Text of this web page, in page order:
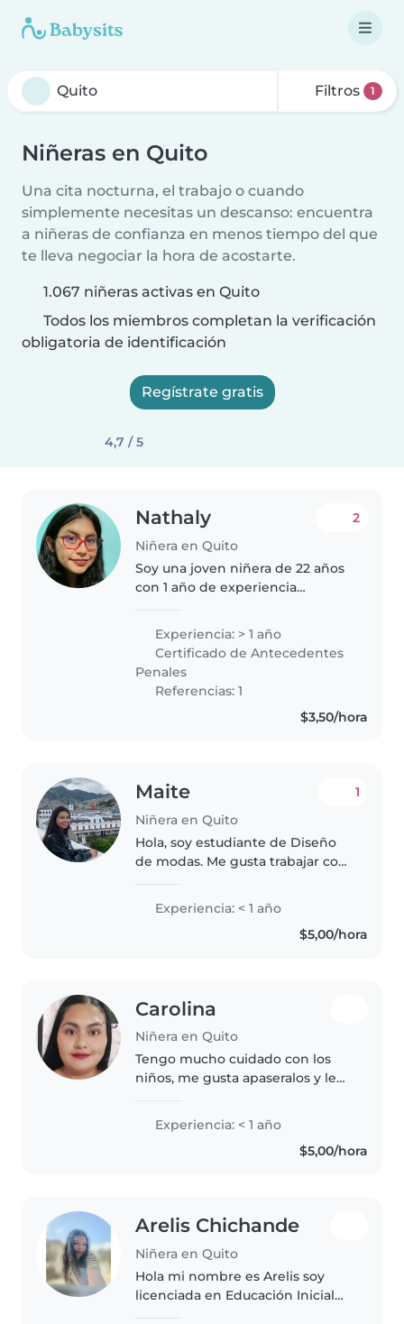
Filtros 1
Niñeras en Quito
Una cita nocturna, el trabajo o cuando
simplemente necesitas un descanso: encuentra
a niñeras de confianza en menos tiempo del que
te lleva negociar la hora de acostarte.
1.067 niñeras activas en Quito
Todos los miembros completan la verificación
obligatoria de identificación
Regístrate gratis
4,7 / 5
Nathaly
Niñera en Quito
2
Soy una joven niñera de 22 años
con 1 año de experiencia
escolares. Soy amigable,
divertida y muy responsable.
Tengo certificación de primeros
auxilios..
Experiencia: > 1 año
Certificado de Antecedentes
Penales
Referencias: 1
$3,50/hora
Maite
Niñera en Quito
1
Hola, soy estudiante de Diseño
de modas. Me gusta trabajar con
desarrollo infantil como
ayudante de parvularia, he
Experiencia: < 1 año
$5,00/hora
Carolina
Niñera en Quito
Tengo mucho cuidado con los
niños, me gusta apaseralos y leer
conocimiento en cuidado de
niños, cuide un niño de 11 meses
por medio años. Eh trabajado en
Experiencia: < 1 año
$5,00/hora
Arelis Chichande
Niñera en Quito
Hola mi nombre es Arelis soy
licenciada en Educación Inicial